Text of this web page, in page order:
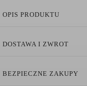
OPIS PRODUKTU
Z kapturem
DOSTAWA I ZWROT
BEZPIECZNE ZAKUPY